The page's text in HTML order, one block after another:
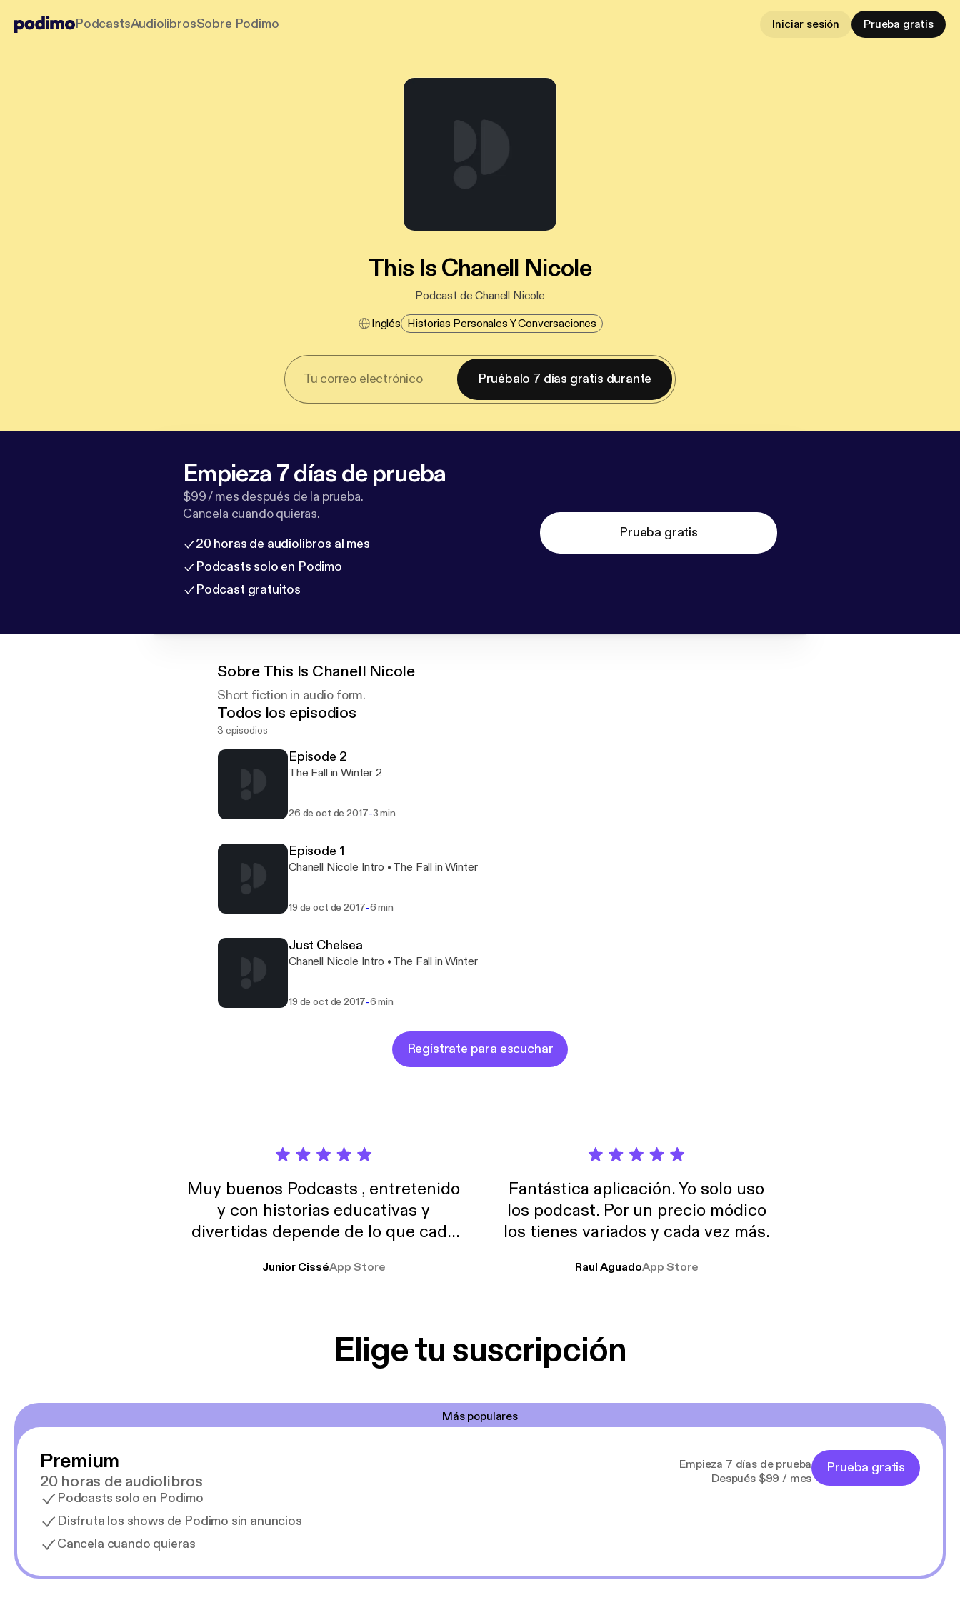
PodcastsAudiolibrosSobre Podimo Iniciar sesión Prueba gratis
This Is Chanell Nicole
Podcast de Chanell Nicole
Inglés Historias Personales Y Conversaciones
Pruébalo 7 días gratis durante
Empieza 7 días de prueba
$99 / mes después de la prueba.
Cancela cuando quieras.
20 horas de audiolibros al mes
Podcasts solo en Podimo
Podcast gratuitos
Prueba gratis
SobreThis Is Chanell Nicole
Short fiction in audio form.
Todos los episodios
3 episodios
Episode 2
The Fall in Winter 2
26 de oct de 2017-3 min
Episode 1
Chanell Nicole Intro • The Fall in Winter
19 de oct de 2017-6 min
Just Chelsea
Chanell Nicole Intro • The Fall in Winter
19 de oct de 2017-6 min
Regístrate para escuchar
Muy buenos Podcasts , entretenido
y con historias educativas y
divertidas depende de lo que cada
trabajo ya que estoy muchas horas
Junior CisséApp Store
Fantástica aplicación. Yo solo uso
los podcast. Por un precio módico
los tienes variados y cada vez más.
Raul AguadoApp Store
Elige tu suscripción
Más populares
Premium
20 horas de audiolibros
Podcasts solo en Podimo
Disfruta los shows de Podimo sin anuncios
Cancela cuando quieras
Empieza 7 días de prueba
Después $99 / mes
Prueba gratis